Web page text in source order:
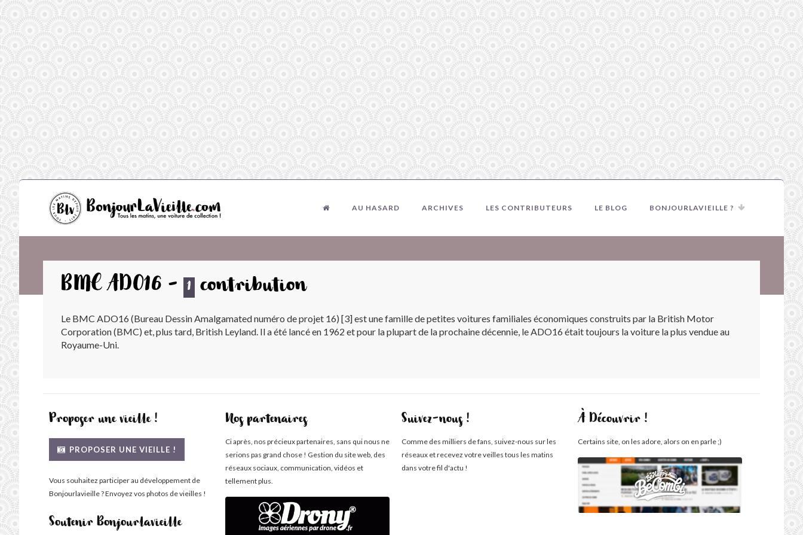
AU HASARD ARCHIVES LES CONTRIBUTEURS LE BLOG BONJOURLAVIEILLE ?
BMC ADO16 - 1 contribution
Le BMC ADO16 (Bureau Dessin Amalgamated numéro de projet 16) [3] est une famille de petites voitures familiales économiques construits par la British Motor
Corporation (BMC) et, plus tard, British Leyland. Il a été lancé en 1962 et pour la plupart de la prochaine décennie, le ADO16 était toujours la voiture la plus vendue au
Royaume-Uni.
Proposer une vieille !
PROPOSER UNE VIEILLE !
Vous souhaitez participer au développement de
Bonjourlavieille ? Envoyez vos photos de vieilles !
Soutenir Bonjourlavieille
Nos partenaires
Ci après, nos précieux partenaires, sans qui nous ne
serions pas grand chose ! Gestion du site web, des
réseaux sociaux, communication, vidéos et
tellement plus.
Suivez-nous !
Comme des milliers de fans, suivez-nous sur les
réseaux et recevez votre veilles tous les matins
dans votre fil d'actu !
À Découvrir !
Certains site, on les adore, alors on en parle ;)